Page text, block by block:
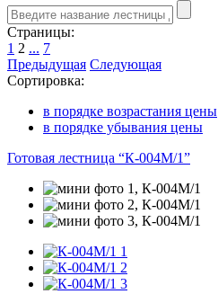
Страницы:
1 2 ... 7
Предыдущая Следующая
Сортировка:
в порядке возрастания цены
в порядке убывания цены
Готовая лестница “К-004М/1”